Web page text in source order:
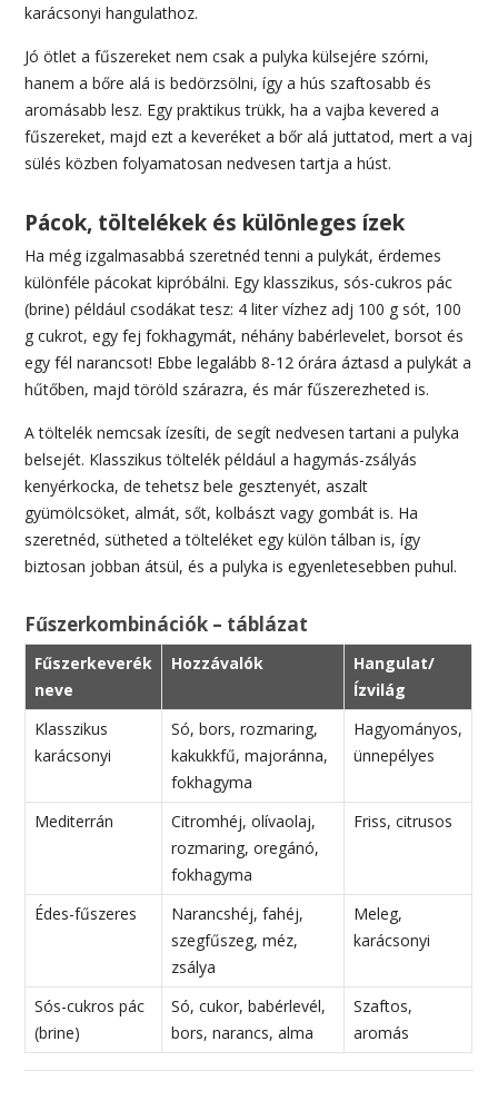
karácsonyi hangulathoz.
Jó ötlet a fűszereket nem csak a pulyka külsejére szórni,
hanem a bőre alá is bedörzsölni, így a hús szaftosabb és
aromásabb lesz. Egy praktikus trükk, ha a vajba kevered a
fűszereket, majd ezt a keveréket a bőr alá juttatod, mert a vaj
sülés közben folyamatosan nedvesen tartja a húst.
Pácok, töltelékek és különleges ízek
Ha még izgalmasabbá szeretnéd tenni a pulykát, érdemes
különféle pácokat kipróbálni. Egy klasszikus, sós-cukros pác
(brine) például csodákat tesz: 4 liter vízhez adj 100 g sót, 100
g cukrot, egy fej fokhagymát, néhány babérlevelet, borsot és
egy fél narancsot! Ebbe legalább 8-12 órára áztasd a pulykát a
hűtőben, majd töröld szárazra, és már fűszerezheted is.
A töltelék nemcsak ízesíti, de segít nedvesen tartani a pulyka
belsejét. Klasszikus töltelék például a hagymás-zsályás
kenyérkocka, de tehetsz bele gesztenyét, aszalt
gyümölcsöket, almát, sőt, kolbászt vagy gombát is. Ha
szeretnéd, sütheted a tölteléket egy külön tálban is, így
biztosan jobban átsül, és a pulyka is egyenletesebben puhul.
Fűszerkombinációk – táblázat
Fűszerkeverék
neve
Hozzávalók
Hangulat/
Ízvilág
Klasszikus
karácsonyi
Só, bors, rozmaring,
kakukkfű, majoránna,
fokhagyma
Hagyományos,
ünnepélyes
Mediterrán
Citromhéj, olívaolaj,
rozmaring, oregánó,
fokhagyma
Friss, citrusos
Édes-fűszeres
Narancshéj, fahéj,
szegfűszeg, méz,
zsálya
Meleg,
karácsonyi
Sós-cukros pác
(brine)
Só, cukor, babérlevél,
bors, narancs, alma
Szaftos,
aromás